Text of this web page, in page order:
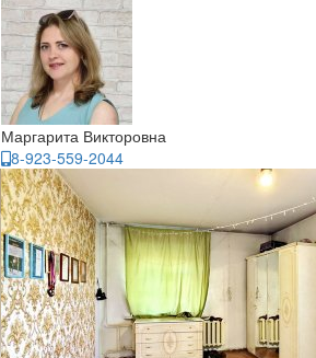
Маргарита Викторовна
8-923-559-2044